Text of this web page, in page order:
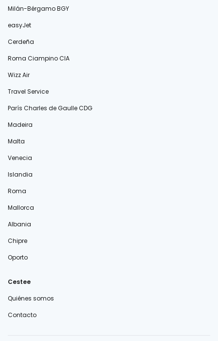
Milán-Bérgamo BGY
easyJet
Cerdeña
Roma Ciampino CIA
Wizz Air
Travel Service
París Charles de Gaulle CDG
Madeira
Malta
Venecia
Islandia
Roma
Mallorca
Albania
Chipre
Oporto
Cestee
Quiénes somos
Contacto